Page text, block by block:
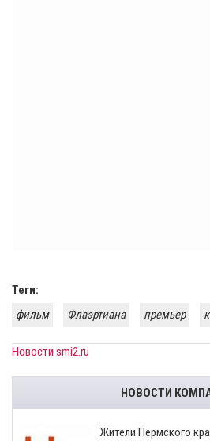
Теги:
фильм
Флаэртиана премьер
Новости smi2.ru
НОВОСТИ
​Жители Пермского